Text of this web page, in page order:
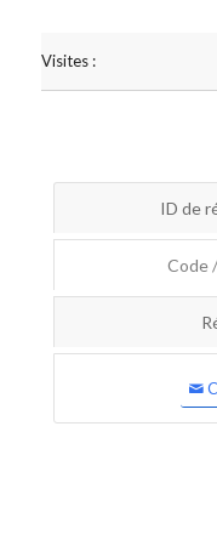
Visites :
ID de
Code